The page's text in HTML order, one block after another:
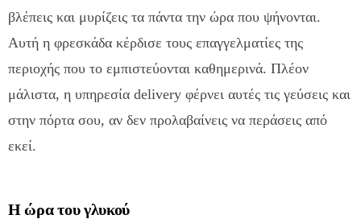
βλέπεις και μυρίζεις τα πάντα την ώρα που ψήνονται.
Αυτή η φρεσκάδα κέρδισε τους επαγγελματίες της
περιοχής που το εμπιστεύονται καθημερινά. Πλέον
μάλιστα, η υπηρεσία delivery φέρνει αυτές τις γεύσεις και
στην πόρτα σου, αν δεν προλαβαίνεις να περάσεις από
εκεί.
Η ώρα του γλυκού